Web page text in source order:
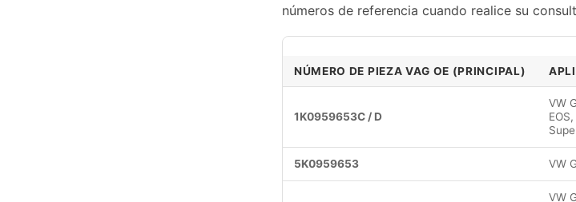
números de referencia cuando realice su
NÚMERO DE PIEZA VAG OE (PRINCIPAL)
1K0959653C / D
VW
5K0959653 VW
VW